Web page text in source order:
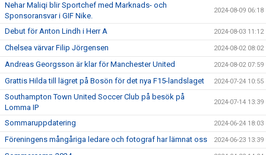
Nehar Maliqi blir Sportchef med Marknads- och
Sponsoransvar i GIF Nike.
2024-08-09 06:18
Debut för Anton Lindh i Herr A 2024-08-03 11:12
Chelsea värvar Filip Jörgensen 2024-08-02 08:02
Andreas Georgsson är klar för Manchester United 2024-08-02 07:59
Grattis Hilda till lägret på Bosön för det nya F15-landslaget 2024-07-24 10:55
Southampton Town United Soccer Club på besök på
Lomma IP
2024-07-14 13:39
Sommaruppdatering 2024-06-24 18:03
Föreningens mångåriga ledare och fotograf har lämnat oss 2024-06-23 13:39